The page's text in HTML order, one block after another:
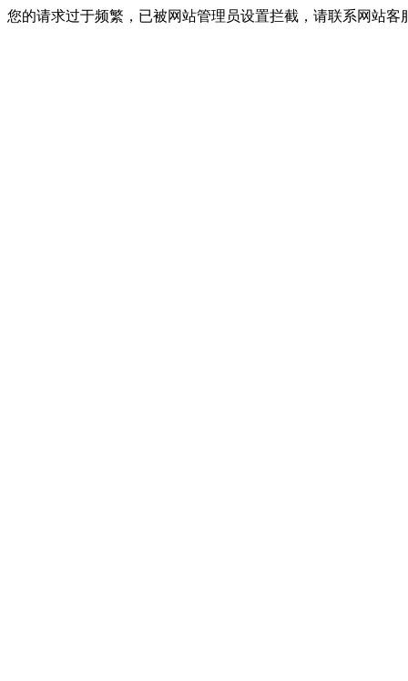
您的请求过于频繁，已被网站管理员设置拦截，请联系网站客